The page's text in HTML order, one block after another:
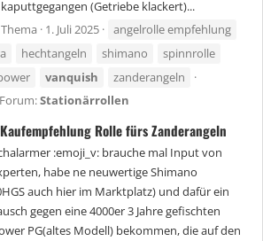
(Getriebe klackert)...
Thema 1. Juli 2025
angelrolle empfehlung
hechtangeln shimano
spinnrolle
vanquish
zanderangeln
Forum:Stationärrollen
Rolle fürs Zanderangeln
:emoji_v: brauche mal Input von
habe ne neuwertige Shimano
auch hier im Marktplatz) und dafür ein
gegen eine 4000er 3 Jahre gefischten
PG(altes Modell) bekommen, die auf den